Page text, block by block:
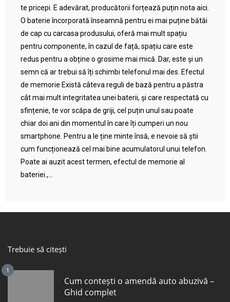
te pricepi. E adevărat, producătorii forțează puțin nota aici.
O baterie încorporată înseamnă pentru ei mai puține bătăi
de cap cu carcasa produsului, oferă mai mult spațiu
pentru componente, în cazul de față, spațiu care este
redus pentru a obține o grosime mai mică. Dar, este și un
semn că ar trebui să îți schimbi telefonul mai des. Efectul
de memorie Există câteva reguli de bază pentru a păstra
cât mai mult integritatea unei baterii, și care respectată cu
sfințenie, te vor scăpa de griji, cel puțin unul sau poate
chiar doi ani din momentul în care îți cumperi un nou
smartphone. Pentru a le ține minte însă, e nevoie să știi
cum funcționează cel mai bine acumulatorul unui telefon.
Poate ai auzit acest termen, efectul de memorie al
bateriei.,...
Trebuie să citești
1
Cum contești o amendă auto abuzivă –
Ghid complet